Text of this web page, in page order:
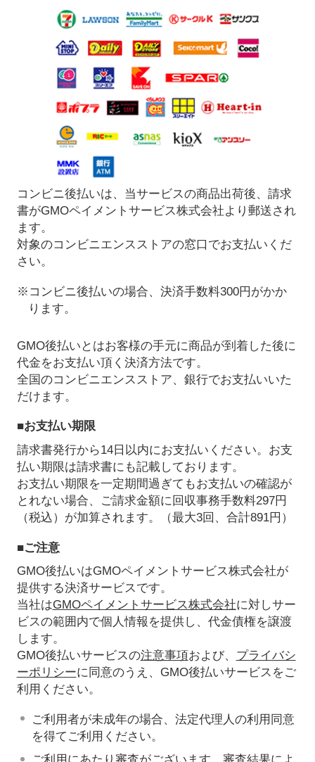
コンビニ後払いは、当サービスの商品出荷後、請求
書がGMOペイメントサービス株式会社より郵送され
ます。
対象のコンビニエンスストアの窓口でお支払いくだ
さい。
※コンビニ後払いの場合、決済手数料300円がかか
ります。
GMO後払いとはお客様の手元に商品が到着した後に
代金をお支払い頂く決済方法です。
全国のコンビニエンスストア、銀行でお支払いいた
だけます。
■お支払い期限
請求書発行から14日以内にお支払いください。お支
払い期限は請求書にも記載しております。
お支払い期限を一定期間過ぎてもお支払いの確認が
とれない場合、ご請求金額に回収事務手数料297円
（税込）が加算されます。（最大3回、合計891円）
■ご注意
GMO後払いはGMOペイメントサービス株式会社が
提供する決済サービスです。
当社はGMOペイメントサービス株式会社に対しサー
ビスの範囲内で個人情報を提供し、代金債権を譲渡
します。
GMO後払いサービスの注意事項および、 プライバシ
ーポリシーに同意のうえ、GMO後払いサービスをご
利用ください。
ご利用者が未成年の場合、法定代理人の利用同意
を得てご利用ください。